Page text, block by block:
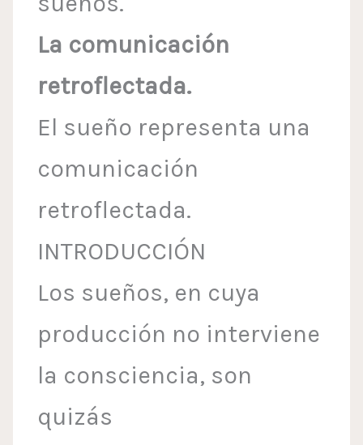
La comunicación
retroflectada.
El sueño representa una
comunicación
retroflectada.
INTRODUCCIÓN
Los sueños, en cuya
producción no interviene
la consciencia, son
quizás